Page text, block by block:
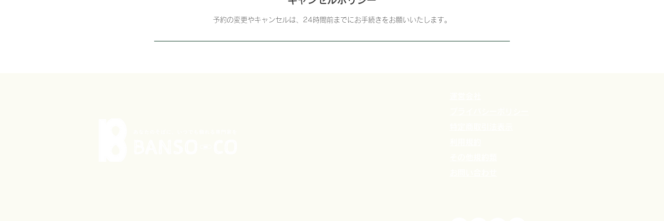
予約の変更やキャンセルは、24時間前までにお手続きをお願いいたします。